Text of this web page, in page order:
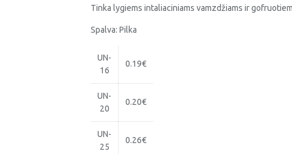
Tinka lygiems intaliaciniams vamzdžiams ir
Spalva: Pilka
UN-
16
0.19€
UN-
20
0.20€
UN-
25
0.26€